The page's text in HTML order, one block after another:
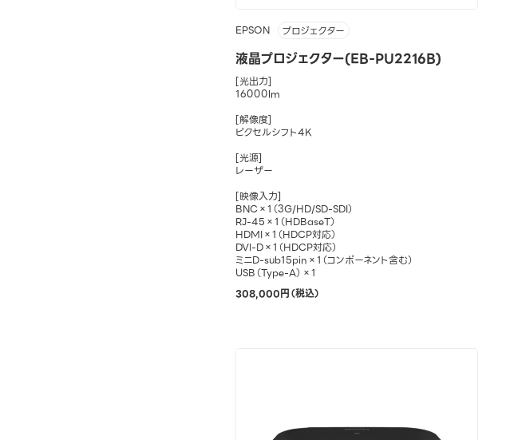
EPSON プロジェクター
液晶プロジェクター(EB-PU2216B)
[光出力]
16000lm
[解像度]
ピクセルシフト4K
[光源]
レーザー
[映像入力]
BNC×1（3G/HD/SD-SDI）
RJ-45×1（HDBaseT）
HDMI×1（HDCP対応）
DVI-D×1（HDCP対応）
ミニD-sub15pin×1（コンポーネント含む）
USB（Type-A）×1
308,000円（税込）